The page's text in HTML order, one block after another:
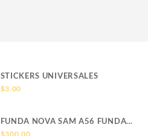
STICKERS UNIVERSALES
$3.00
FUNDA NOVA SAM A56 FUNDA
SILICONA SIN SOPORTE
$300.00